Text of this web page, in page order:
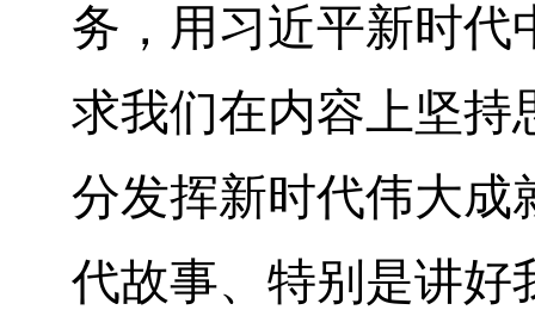
务，用习近平新时代
求我们在内容上坚持
分发挥新时代伟大成
代故事、特别是讲好